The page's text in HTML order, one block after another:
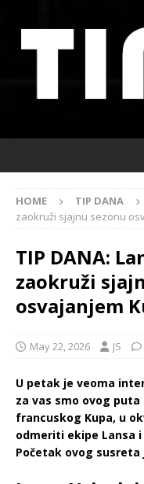
HOME TIP DANA
zaokruži sjajnu sezonu
TIP DANA:
zaokruži
osvajanjem
May 22, 2026 JS
U petak je veoma
za vas smo ovog
francuskog Kupa, u
odmeriti ekipe Lansa i
Početak ovog susreta